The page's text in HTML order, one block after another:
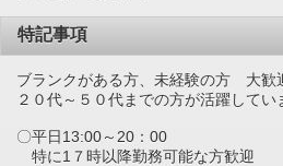
特記事項
ブランクがある方、未経験の方 大歓
２０代～５０代までの方が活躍してい
〇平日13:00～20：00
特に1７時以降勤務可能な方歓迎